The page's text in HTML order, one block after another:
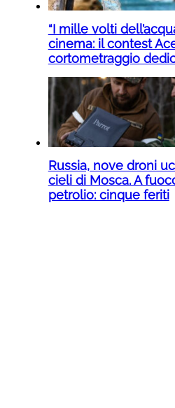
“I mille volti
cinema: il contest
cortometraggio
Russia, nove droni
cieli di Mosca. A
petrolio: cinque feriti